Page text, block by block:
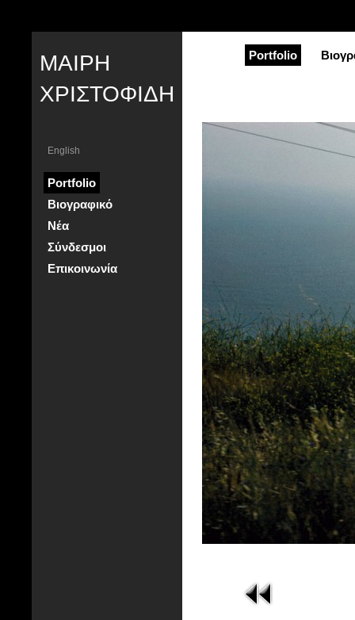
ΜΑΙΡΗ
ΧΡΙΣΤΟΦΙΔΗ
English
Portfolio
Βιογραφικό
Νέα
Σύνδεσμοι
Επικοινωνία
Portfolio